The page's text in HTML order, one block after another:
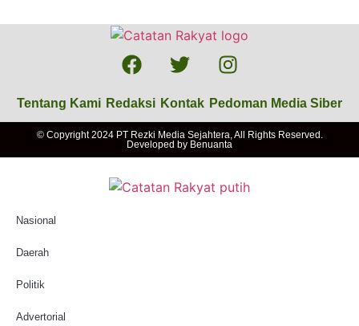
Tentang Kami Redaksi Kontak Pedoman Media Siber
© Copyright 2024 PT Rezki Media Sejahtera, All Rights Reserved.
Developed by Benuanta
Nasional
Daerah
Politik
Advertorial